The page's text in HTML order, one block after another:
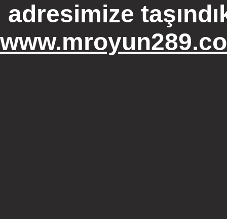
adresimize